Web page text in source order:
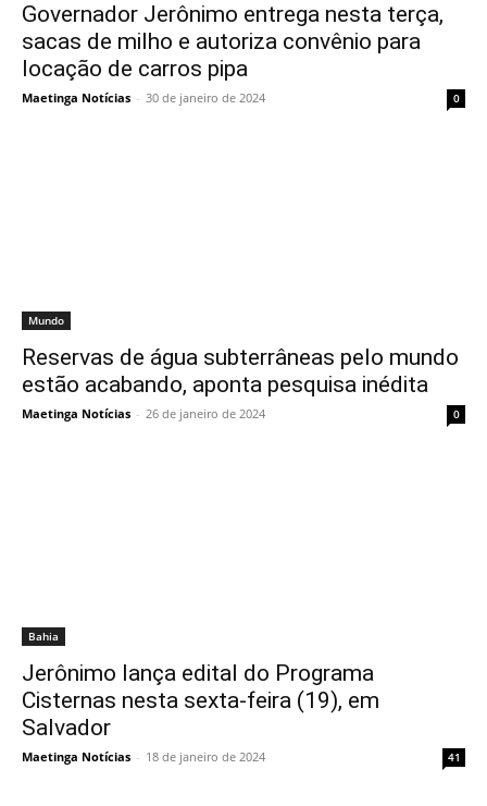
Governador Jerônimo entrega nesta terça,
sacas de milho e autoriza convênio para
locação de carros pipa
Maetinga Notícias - 30 de janeiro de 2024 0
Mundo
Reservas de água subterrâneas pelo mundo
estão acabando, aponta pesquisa inédita
Maetinga Notícias - 26 de janeiro de 2024 0
Bahia
Jerônimo lança edital do Programa
Cisternas nesta sexta-feira (19), em
Salvador
Maetinga Notícias - 18 de janeiro de 2024 41